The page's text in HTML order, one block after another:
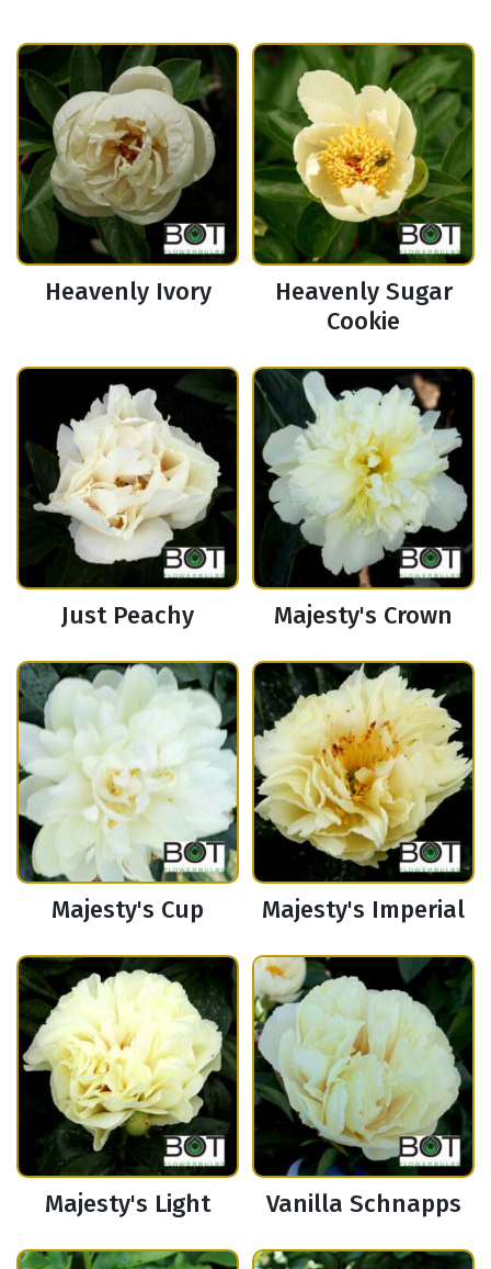
Heavenly Ivory
Heavenly Sugar
Cookie
Just Peachy Majesty's Crown
Majesty's Cup Majesty's Imperial
Majesty's Light Vanilla Schnapps